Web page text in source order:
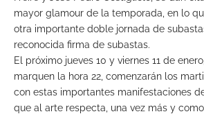
mayor glamour de la temporada, en lo
otra importante doble jornada de
reconocida firma de subastas.
El próximo jueves 10 y viernes 11 de
marquen la hora 22, comenzarán los
con estas importantes manifestaciones
que al arte respecta, una vez más y